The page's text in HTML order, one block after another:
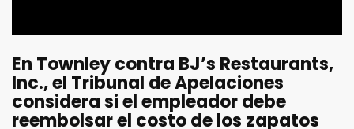
En Townley contra BJ’s Restaurants,
Inc., el Tribunal de Apelaciones
considera si el empleador debe
reembolsar el costo de los zapatos